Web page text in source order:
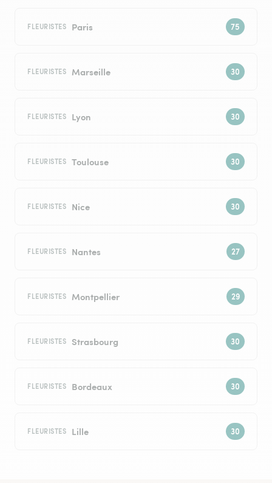
FLEURISTES Paris
FLEURISTES Marseille
FLEURISTES Lyon
FLEURISTES Toulouse
FLEURISTES Nice
FLEURISTES Nantes
FLEURISTES Montpellier
FLEURISTES Strasbourg
FLEURISTES Bordeaux
FLEURISTES Lille